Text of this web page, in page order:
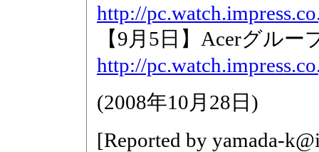
http://
【9月5日】Acerグル
http://
(2008年10月28日 )
[Reported by yamada-